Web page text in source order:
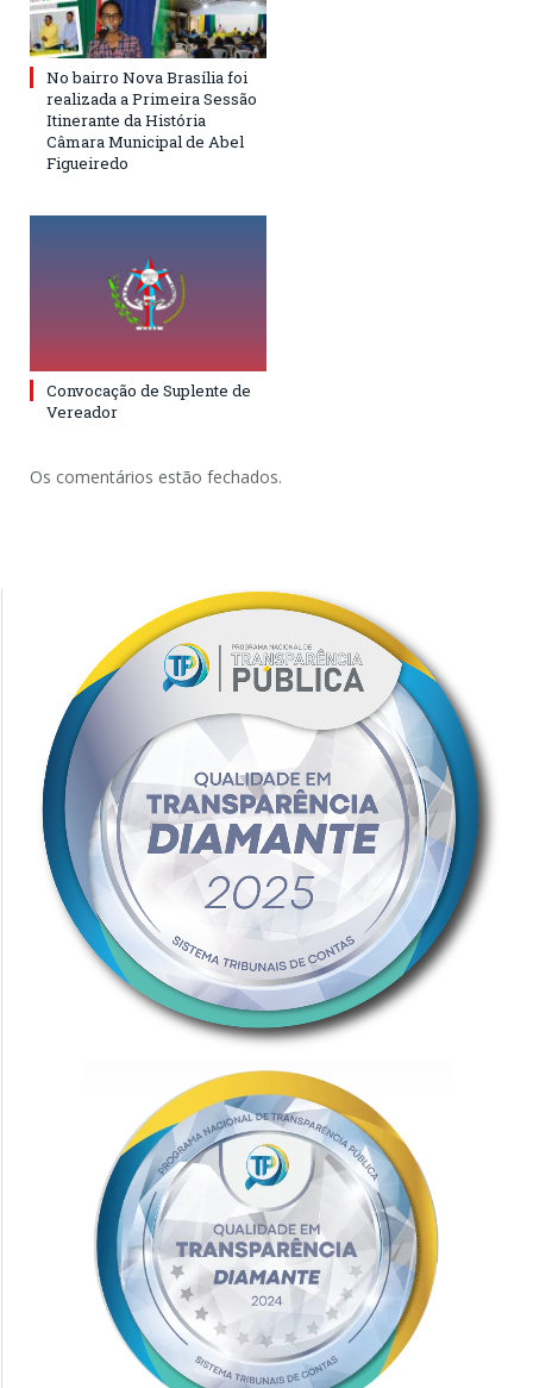
No bairro Nova Brasília foi
realizada a Primeira Sessão
Itinerante da História
Câmara Municipal de Abel
Figueiredo
Convocação de Suplente de
Vereador
Os comentários estão fechados.